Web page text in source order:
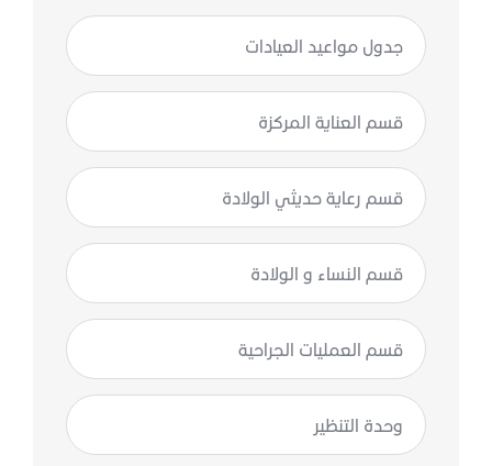
جدول مواعيد العيادات
قسم العناية المركزة
قسم رعاية حديثي الولادة
قسم النساء و الولادة
قسم العمليات الجراحية
وحدة التنظير